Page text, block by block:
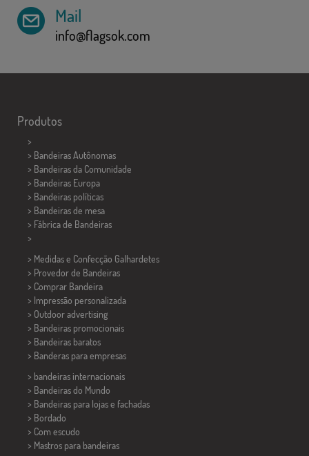
Mail
info@flagsok.com
Produtos
>
> Bandeiras Autônomas
> Bandeiras da Comunidade
> Bandeiras Europa
> Bandeiras políticas
> Bandeiras de mesa
> Fábrica de Bandeiras
>
> Medidas e Confecção Galhardetes
> Provedor de Bandeiras
> Comprar Bandeira
> Impressão personalizada
> Outdoor advertising
> Bandeiras promocionais
> Bandeiras baratos
> Banderas para empresas
> bandeiras internacionais
> Bandeiras do Mundo
> Bandeiras para lojas e fachadas
> Bordado
> Com escudo
> Mastros para bandeiras